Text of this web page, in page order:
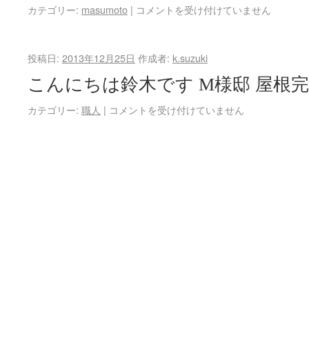
カテゴリー: masumoto | コメントを受け付けていません
投稿日: 2013年12月25日 作成者: k.suzuki
こんにちは鈴木です M様邸 屋根
カテゴリー: 職人 | コメントを受け付けていません